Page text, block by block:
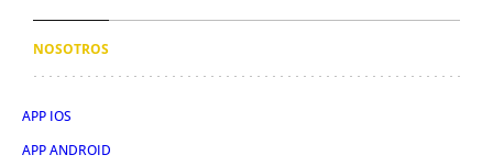
NOSOTROS
APP IOS
APP ANDROID